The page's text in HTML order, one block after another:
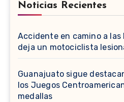
Noticias Recientes
Accidente en camino a las
deja un motociclista
Guanajuato sigue
los Juegos
medallas